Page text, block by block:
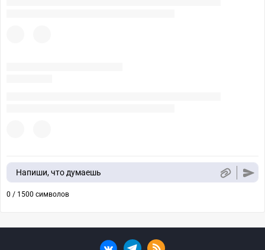
Напиши, что думаешь
0 / 1500 символов